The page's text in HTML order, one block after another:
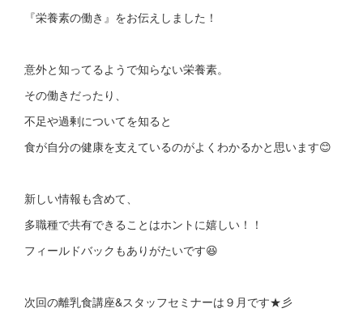
『栄養素の働き』をお伝えしました！
意外と知ってるようで知らない栄養素。
その働きだったり、
不足や過剰についてを知ると
食が自分の健康を支えているのがよくわかるかと思います😊
新しい情報も含めて、
多職種で共有できることはホントに嬉しい！！
フィールドバックもありがたいです😆
次回の離乳食講座&スタッフセミナーは９月です★彡